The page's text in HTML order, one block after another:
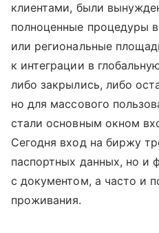
клиентами, были
полноценные процедуры
или региональные
к интеграции в
либо закрылись, либо
но для массового
стали основным окном
Сегодня вход на биржу
паспортных данных, но и
с документом, а часто и
проживания.